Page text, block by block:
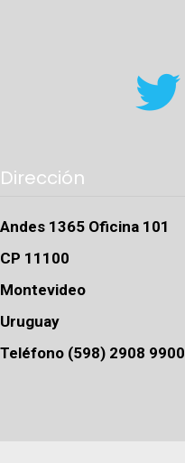
Dirección
Andes 1365 Oficina 101
CP 11100
Montevideo
Uruguay
Teléfono (598) 2908 9900